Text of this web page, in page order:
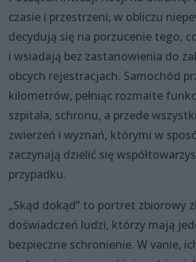
czasie i przestrzeni, w obliczu
decydują się na porzucenie tego,
i wsiadają bez zastanowienia do
obcych rejestracjach. Samochód
kilometrów, pełniąc rozmaite
szpitala, schronu, a przede
zwierzeń i wyznań, którymi w
zaczynają dzielić się
przypadku.
„Skąd dokąd” to portret zbiorowy
doświadczeń ludzi, którzy mają
bezpieczne schronienie. W vanie,